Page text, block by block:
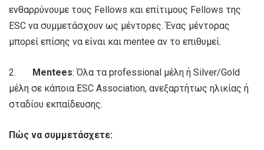
ενθαρρύνουμε τους Fellows και επίτιμους Fellows της
ESC να συμμετάσχουν ως μέντορες. Ένας μέντορας
μπορεί επίσης να είναι και mentee αν το επιθυμεί.
2. Mentees: Όλα τα professional μέλη ή Silver/Gold
μέλη σε κάποια ESC Association, ανεξαρτήτως ηλικίας ή
σταδίου εκπαίδευσης.
Πώς να συμμετάσχετε: